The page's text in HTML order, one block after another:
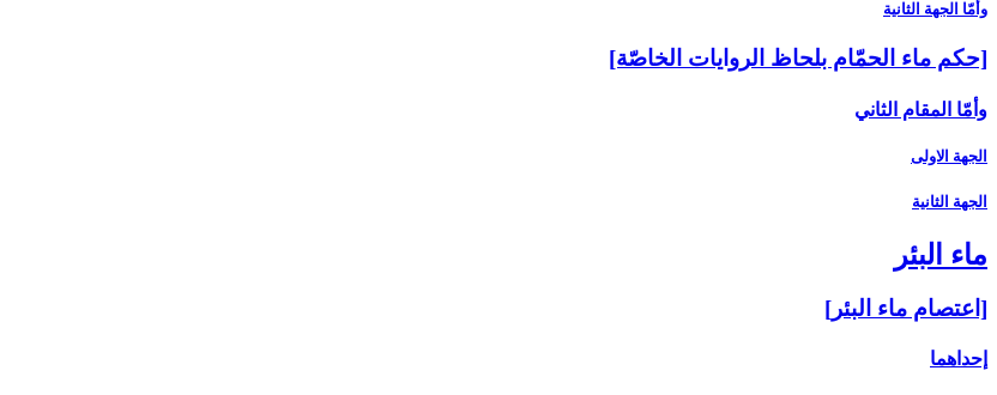
وأمّا الجهة الثانية
[حكم ماء الحمّام بلحاظ الروايات الخاصّة]
وأمّا المقام الثاني‏
الجهة الاولى
الجهة الثانية
ماء البئر
[اعتصام ماء البئر]
إحداهما